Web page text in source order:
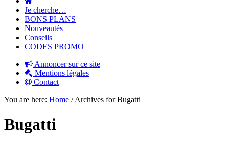
Je cherche…
BONS PLANS
Nouveautés
Conseils
CODES PROMO
Annoncer sur ce site
Mentions légales
Contact
You are here: Home /Archives for Bugatti
Bugatti